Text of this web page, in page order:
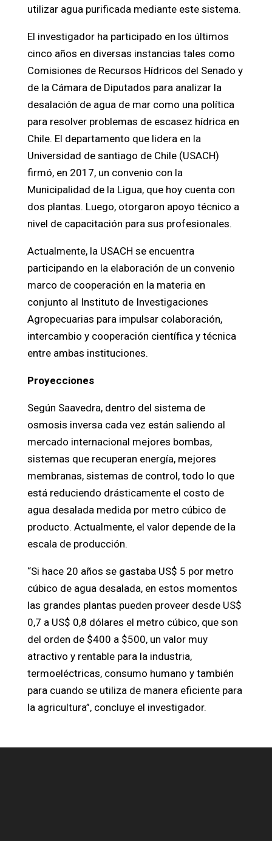
utilizar agua purificada mediante este sistema.
El investigador ha participado en los últimos
cinco años en diversas instancias tales como
Comisiones de Recursos Hídricos del Senado y
de la Cámara de Diputados para analizar la
desalación de agua de mar como una política
para resolver problemas de escasez hídrica en
Chile. El departamento que lidera en la
Universidad de santiago de Chile (USACH)
firmó, en 2017, un convenio con la
Municipalidad de la Ligua, que hoy cuenta con
dos plantas. Luego, otorgaron apoyo técnico a
nivel de capacitación para sus profesionales.
Actualmente, la USACH se encuentra
participando en la elaboración de un convenio
marco de cooperación en la materia en
conjunto al Instituto de Investigaciones
Agropecuarias para impulsar colaboración,
intercambio y cooperación científica y técnica
entre ambas instituciones.
Proyecciones
Según Saavedra, dentro del sistema de
osmosis inversa cada vez están saliendo al
mercado internacional mejores bombas,
sistemas que recuperan energía, mejores
membranas, sistemas de control, todo lo que
está reduciendo drásticamente el costo de
agua desalada medida por metro cúbico de
producto. Actualmente, el valor depende de la
escala de producción.
“Si hace 20 años se gastaba US$ 5 por metro
cúbico de agua desalada, en estos momentos
las grandes plantas pueden proveer desde US$
0,7 a US$ 0,8 dólares el metro cúbico, que son
del orden de $400 a $500, un valor muy
atractivo y rentable para la industria,
termoeléctricas, consumo humano y también
para cuando se utiliza de manera eficiente para
la agricultura”, concluye el investigador.